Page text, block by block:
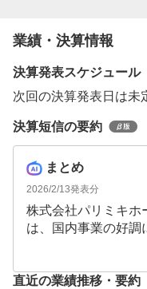
業績・決算情報
決算発表スケジュール
次回の決算発表日は未
決算短信の要約
まとめ
2026/2/13発表分
株式会社パリミキホ
は、国内事業の好調
売上高395.32億円(
しています。眼鏡一
直近の業績推移・要約